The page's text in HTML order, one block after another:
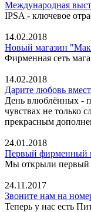
Международная
IPSA - ключевое
14.02.2018
Новый магазин
Фирменная сеть
14.02.2018
Дарите любовь
День влюблённых -
чувствах не только
прекрасным
24.01.2018
Первый фирменный
Мы открыли первый
24.11.2017
Звоните нам на
Теперь у нас есть